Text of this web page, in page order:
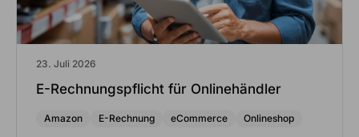
23. Juli 2026
E-Rechnungspflicht für Onlinehändler
Amazon E-Rechnung eCommerce Onlineshop